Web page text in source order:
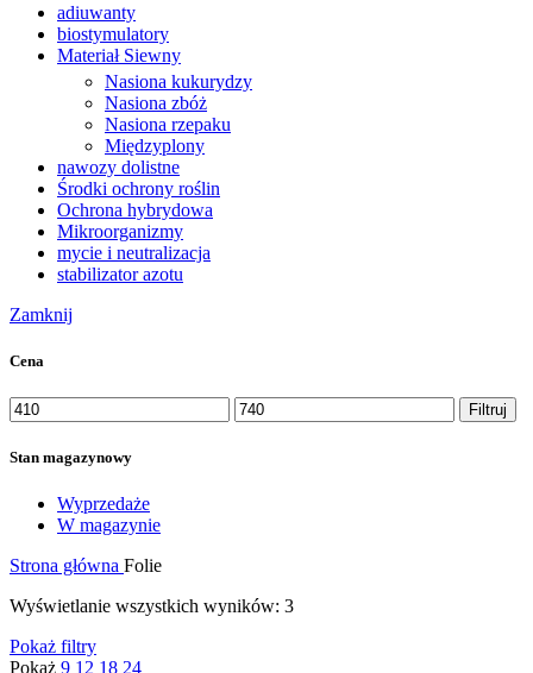
adiuwanty
biostymulatory
Materiał Siewny
Nasiona kukurydzy
Nasiona zbóż
Nasiona rzepaku
Międzyplony
nawozy dolistne
Środki ochrony roślin
Ochrona hybrydowa
Mikroorganizmy
mycie i neutralizacja
stabilizator azotu
Zamknij
Cena
Cena
min
Cena
max
Filtruj
Stan magazynowy
Wyprzedaże
W magazynie
Strona główna Folie
Wyświetlanie wszystkich wyników: 3
Pokaż filtry
Pokaż 9 12 18 24